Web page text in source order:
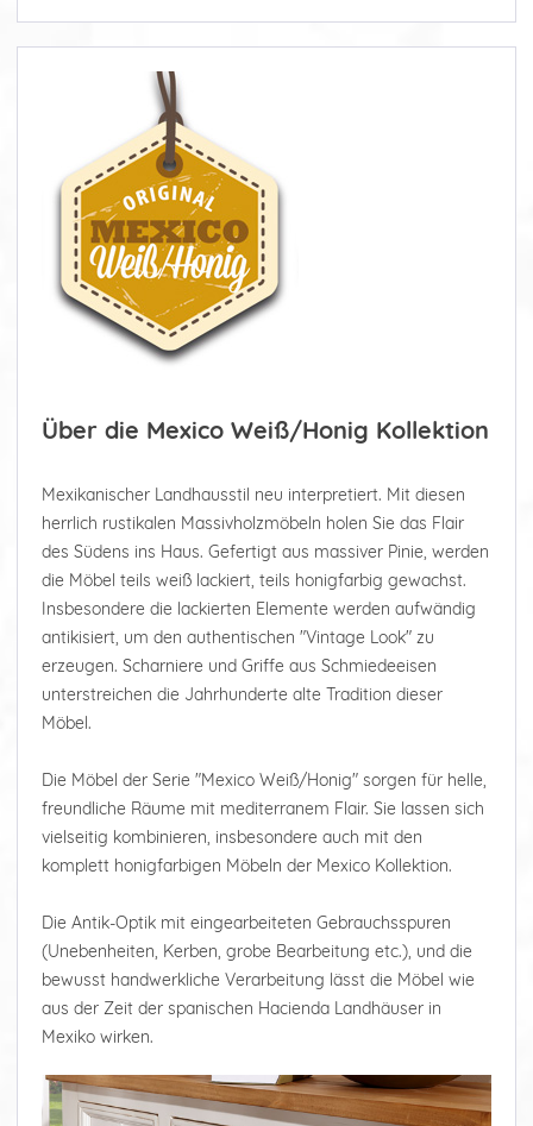
Über die Mexico Weiß/Honig Kollektion
Mexikanischer Landhausstil neu interpretiert. Mit diesen
herrlich rustikalen Massivholzmöbeln holen Sie das Flair
des Südens ins Haus. Gefertigt aus massiver Pinie, werden
die Möbel teils weiß lackiert, teils honigfarbig gewachst.
Insbesondere die lackierten Elemente werden aufwändig
antikisiert, um den authentischen "Vintage Look" zu
erzeugen. Scharniere und Griffe aus Schmiedeeisen
unterstreichen die Jahrhunderte alte Tradition dieser
Möbel.
Die Möbel der Serie "Mexico Weiß/Honig" sorgen für helle,
freundliche Räume mit mediterranem Flair. Sie lassen sich
vielseitig kombinieren, insbesondere auch mit den
komplett honigfarbigen Möbeln der Mexico Kollektion.
Die Antik-Optik mit eingearbeiteten Gebrauchsspuren
(Unebenheiten, Kerben, grobe Bearbeitung etc.), und die
bewusst handwerkliche Verarbeitung lässt die Möbel wie
aus der Zeit der spanischen Hacienda Landhäuser in
Mexiko wirken.